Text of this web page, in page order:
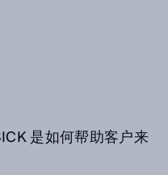
是如何帮助客户来